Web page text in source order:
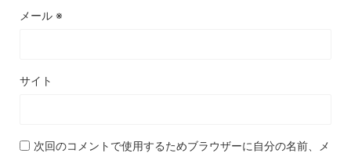
メール ※
サイト
次回のコメントで使用するためブラウザーに自分の名前、メ